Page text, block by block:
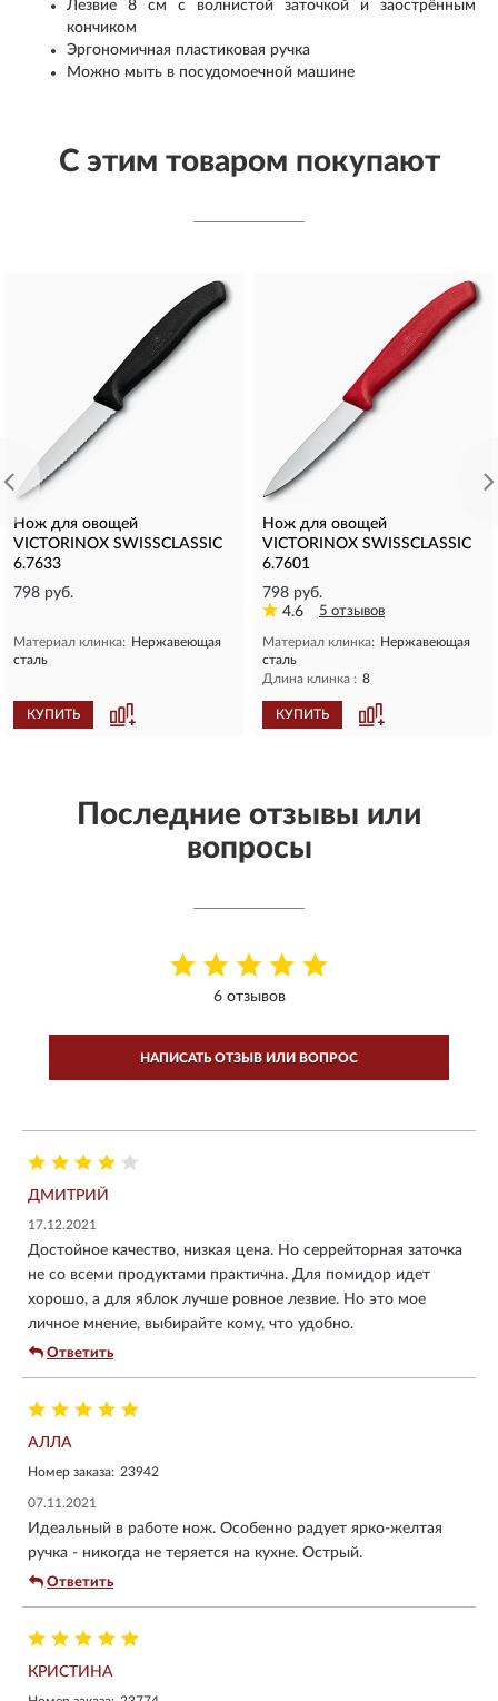
Лезвие 8 см с волнистой заточкой и заострённым
кончиком
Эргономичная пластиковая ручка
Можно мыть в посудомоечной машине
С этим товаром покупают
Нож для овощей
VICTORINOX SWISSCLASSIC
6.7633
798 руб.
Материал клинка: Нержавеющая
сталь
КУПИТЬ
Нож для овощей
VICTORINOX SWISSCLASSIC
6.7601
798 руб.
4.6
5 отзывов
Материал клинка: Нержавеющая
сталь
Длина клинка : 8
КУПИТЬ
Последние отзывы или
вопросы
6 отзывов
НАПИСАТЬ ОТЗЫВ ИЛИ ВОПРОС
ДМИТРИЙ
17.12.2021
Достойное качество, низкая цена. Но серрейторная заточка
не со всеми продуктами практична. Для помидор идет
хорошо, а для яблок лучше ровное лезвие. Но это мое
личное мнение, выбирайте кому, что удобно.
Ответить
АЛЛА
Номер заказа: 23942
07.11.2021
Идеальный в работе нож. Особенно радует ярко-желтая
ручка - никогда не теряется на кухне. Острый.
Ответить
КРИСТИНА